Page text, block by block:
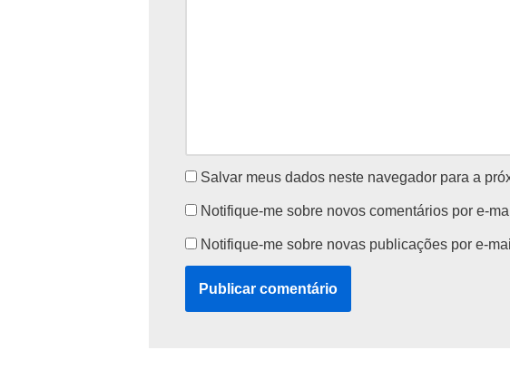
Salvar meus dados neste navegador para a
Notifique-me sobre novos comentários por e-
Notifique-me sobre novas publicações por e-